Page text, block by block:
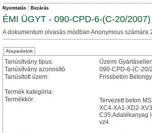
Nyomtatás Bezárás
ÉMI ÜGYT - 090-CPD-6-(C-20/2007)
A dokumentum olvasás módban Anonymous számára
Alapadatok
Tanúsítvány típus:
Üzemi
Tanúsítvány azonosító
090-CPD-6-(C-20/
Tanúsított üzem:
Frissbeton
Termék kategória:
Termékkör:
Tervezett beton
XC4-XA1-XD2-
C35;Adalékanyag
vz4